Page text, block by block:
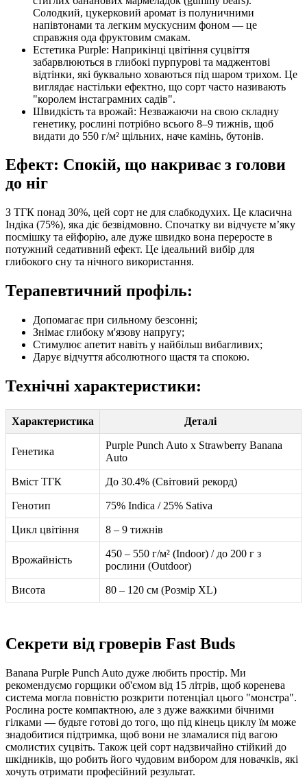
Солодкий, цукерковий аромат із полуничними
напівтонами та легким мускусним фоном — це
справжня ода фруктовим смакам.
Естетика Purple: Наприкінці цвітіння суцвіття
забарвлюються в глибокі пурпурові та маджентові
відтінки, які буквально ховаються під шаром трихом. Це
виглядає настільки ефектно, що сорт часто називають
"королем інстаграмних садів".
Швидкість та врожай: Незважаючи на свою складну
генетику, рослині потрібно всього 8–9 тижнів, щоб
видати до 550 г/м² щільних, наче камінь, бутонів.
Ефект: Спокій, що накриває з голови
до ніг
З ТГК понад 30%, цей сорт не для слабкодухих. Це класична
Індіка (75%), яка діє безвідмовно. Спочатку ви відчуєте м’яку
посмішку та ейфорію, але дуже швидко вона переросте в
потужний седативний ефект. Це ідеальний вибір для
глибокого сну та нічного використання.
Терапевтичний профіль:
Допомагає при сильному безсонні;
Знімає глибоку м'язову напругу;
Стимулює апетит навіть у найбільш вибагливих;
Дарує відчуття абсолютного щастя та спокою.
Технічні характеристики:
Характеристика Деталі
Генетика
Purple Punch Auto x Strawberry Banana
Auto
Вміст ТГК До 30.4% (Світовий рекорд)
Генотип 75% Indica / 25% Sativa
Цикл цвітіння 8 – 9 тижнів
Врожайність
450 – 550 г/м² (Indoor) / до 200 г з
рослини (Outdoor)
Висота 80 – 120 см (Розмір XL)
Секрети від гроверів Fast Buds
Banana Purple Punch Auto дуже любить простір. Ми
рекомендуємо горщики об'ємом від 15 літрів, щоб коренева
система могла повністю розкрити потенціал цього "монстра".
Рослина росте компактною, але з дуже важкими бічними
гілками — будьте готові до того, що під кінець циклу їм може
знадобитися підтримка, щоб вони не зламалися під вагою
смолистих суцвіть. Також цей сорт надзвичайно стійкий до
шкідників, що робить його чудовим вибором для новачків, які
хочуть отримати професійний результат.